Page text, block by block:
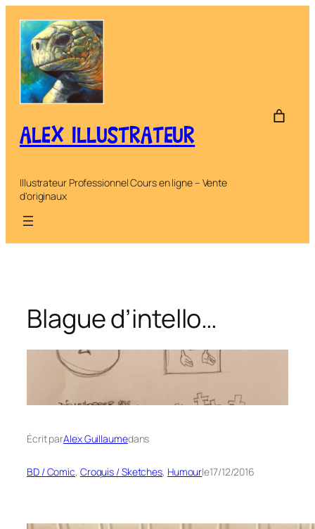
contenu
ALEX ILLUSTRATEUR
Illustrateur Professionnel Cours en ligne – Vente
d'originaux
Blague d’intello…
Écrit parAlex Guillaumedans
BD / Comic, Croquis / Sketches, Humourle17/12/2016